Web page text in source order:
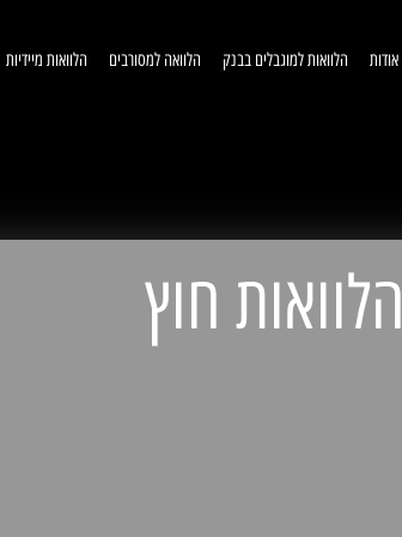
אודות הלוואות למוגבלים בבנק הלוואה למסורבים הלוואות מיידיות
ADAMSHARON הלוואות חוץ